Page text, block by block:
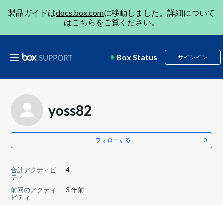
製品ガイドはdocs.box.comに移動しました。詳細について
はこちら をご覧ください。
Box Status サインイン
yoss82
フォローする
合計アクティビ
ティ
4
前回のアクティ
ビティ
3 年前